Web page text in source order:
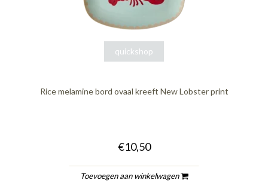
quickshop
Rice melamine bord ovaal kreeft New Lobster print
€10,50
Toevoegen aan winkelwagen